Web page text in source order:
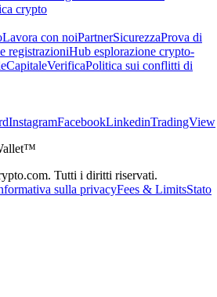
crypto
Lavora con noiPartnerSicurezzaProva di
registrazioniHub esplorazione crypto-
CapitaleVerificaPolitica sui conflitti di
InstagramFacebookLinkedinTradingView
Tutti i diritti riservati.
sulla privacyFees & LimitsStato